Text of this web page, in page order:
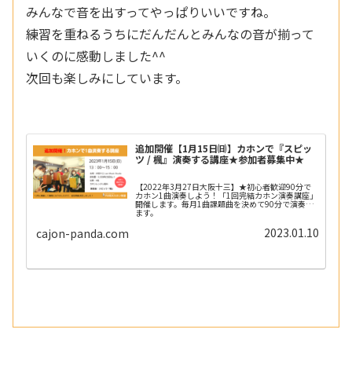
みんなで音を出すってやっぱりいいですね。
練習を重ねるうちにだんだんとみんなの音が揃って
いくのに感動しました^^
次回も楽しみにしています。
追加開催【1月15日㈰】カホンで『スピッ
ツ / 楓』演奏する講座★参加者募集中★
【2022年3月27日大阪十三】★初心者歓迎90分で
カホン1曲演奏しよう！「1回完結カホン演奏講座」
開催します。毎月1曲課題曲を決めて90分で演奏し
ます。
cajon-panda.com 2023.01.10